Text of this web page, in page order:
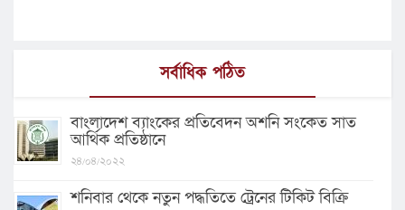
সর্বাধিক পঠিত
বাংলাদেশ ব্যাংকের প্রতিবেদন অশনি সংকেত সাত
আর্থিক প্রতিষ্ঠানে
২৪/০৪/২০২২
শনিবার থেকে নতুন পদ্ধতিতে ট্রেনের টিকিট বিক্রি